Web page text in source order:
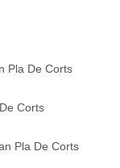
Pla De Corts
Corts
Pla De Corts